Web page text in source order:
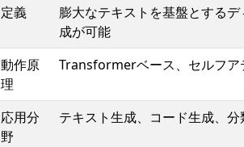
定義
膨大なテキストを基盤とする
成が可能
動作原
理
Transformerベース、セルフア
応用分
野
テキスト生成、コード生成、